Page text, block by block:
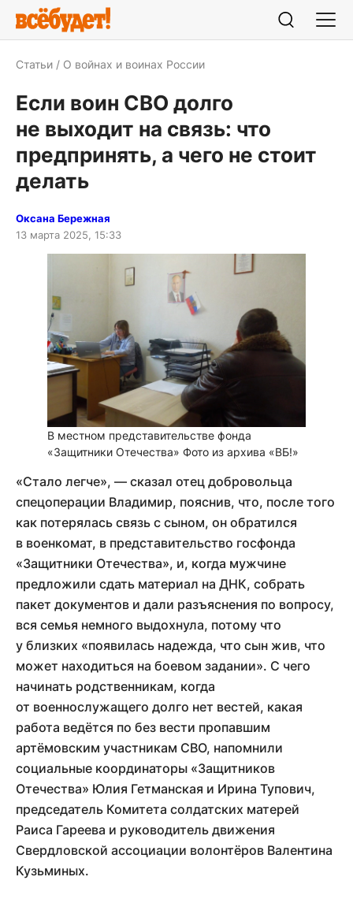
Статьи О войнах и воинах России
Если воин СВО долго
не выходит на связь: что
предпринять, а чего не стоит
делать
Оксана Бережная
13 марта 2025, 15:33
В местном представительстве фонда
«Защитники Отечества» Фото из архива «ВБ!»
«Стало легче», — сказал отец добровольца
спецоперации Владимир, пояснив, что, после того
как потерялась связь с сыном, он обратился
в военкомат, в представительство госфонда
«Защитники Отечества», и, когда мужчине
предложили сдать материал на ДНК, собрать
пакет документов и дали разъяснения по вопросу,
вся семья немного выдохнула, потому что
у близких «появилась надежда, что сын жив, что
может находиться на боевом задании». С чего
начинать родственникам, когда
от военнослужащего долго нет вестей, какая
работа ведётся по без вести пропавшим
артёмовским участникам СВО, напомнили
социальные координаторы «Защитников
Отечества» Юлия Гетманская и Ирина Тупович,
председатель Комитета солдатских матерей
Раиса Гареева и руководитель движения
Свердловской ассоциации волонтёров Валентина
Кузьминых.